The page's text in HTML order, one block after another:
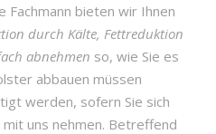
Fachmann bieten wir Ihnen
durch Kälte, Fettreduktion
abnehmen so, wie Sie es
abbauen müssen
werden, sofern Sie sich
uns nehmen. Betreffend